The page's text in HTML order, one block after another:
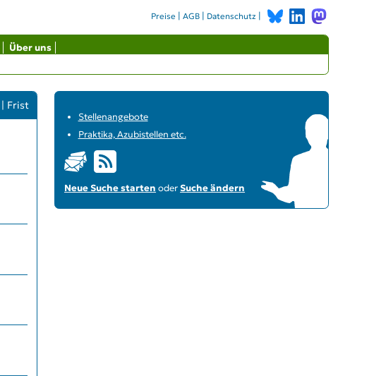
Preise |AGB | Datenschutz |
Über uns
Stellenangebote
Praktika, Azubistellen etc.
Neue Suche starten oderSuche ändern
| Frist